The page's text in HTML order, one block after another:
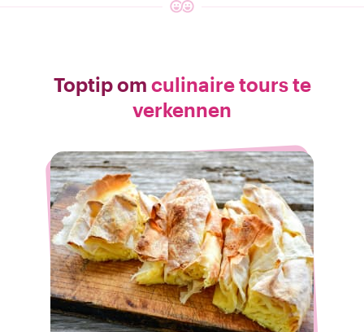
Toptip om culinaire tours te
verkennen